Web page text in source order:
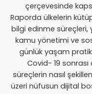
çerçevesinde
Raporda ülkelerin
bilgi edinme
kamu yönetimi ve
günlük yaşam
Covid- 19
süreçlerin nasıl
üzeri nüfusun dijital